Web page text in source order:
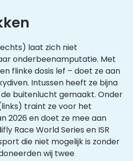
laat zich niet
onderbeenamputatie. Met
flinke dosis lef – doet ze aan
Intussen heeft ze bijna
buitenlucht gemaakt. Onder
traint ze voor het
2026 en doet ze mee aan
Race World Series en ISR
die niet mogelijk is zonder
wij twee